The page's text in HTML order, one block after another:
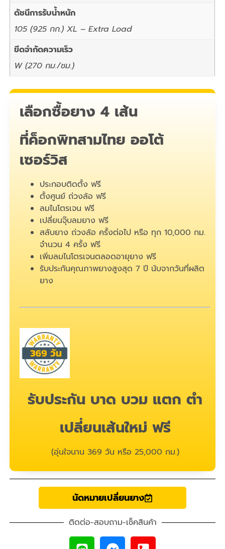
ดัชนีการรับน้ำหนัก
105 (925 กก.) XL – Extra Load
ขีดจำกัดความเร็ว
W (270 กม./ชม.)
เลือกซื้อยาง 4 เส้น
ที่ค็อกพิทสามไทย ออโต้
เซอร์วิส
ประกอบติดตั้ง ฟรี
ตั้งศูนย์ ถ่วงล้อ ฟรี
ลมไนโตรเจน ฟรี
เปลี่ยนจุ๊บลมยาง ฟรี
สลับยาง ถ่วงล้อ ครั้งต่อไป หรือ ทุก 10,000 กม.
จำนวน 4 ครั้ง ฟรี
เพิ่มลมไนโตรเจนตลอดอายุยาง ฟรี
รับประกันคุณภาพยางสูงสุด 7 ปี นับจากวันที่ผลิต
ยาง
รับประกัน บาด บวม แตก ตำ
เปลี่ยนเส้นใหม่ ฟรี
(อุ่นใจนาน 369 วัน หรือ 25,000 กม.)
นัดหมายเปลี่ยนยาง
ติดต่อ-สอบถาม-เช็คสินค้า